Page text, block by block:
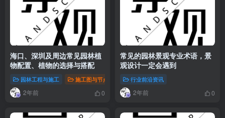
海口、深圳及周边常见园林植
物配置、植物的选择与搭配
园林工程与施工 施工图与节点详图 景观方案与灵感
2年前 0
常见的园林景观专业术语，景
观设计一定会遇到
行业前沿资讯
2年前 0